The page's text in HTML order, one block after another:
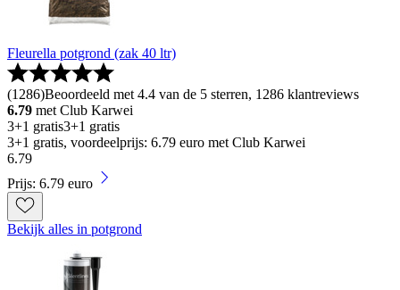
Fleurella potgrond (zak 40 ltr)
(1286)Beoordeeld met 4.4 van de 5 sterren, 1286 klantreviews
6.79 met Club Karwei
3+1 gratis3+1 gratis
3+1 gratis, voordeelprijs: 6.79 euro met Club Karwei
6.79
Prijs: 6.79 euro
Bekijk alles in potgrond